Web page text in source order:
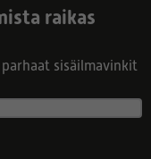
raikas
sisäilmavinkit